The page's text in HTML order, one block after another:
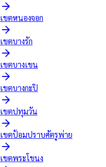
เขตหนองจอก
เขตบางรัก
เขตบางเขน
เขตบางกะปิ
เขตปทุมวัน
เขตป้อมปราบศัตรูพ่าย
เขตพระโขนง